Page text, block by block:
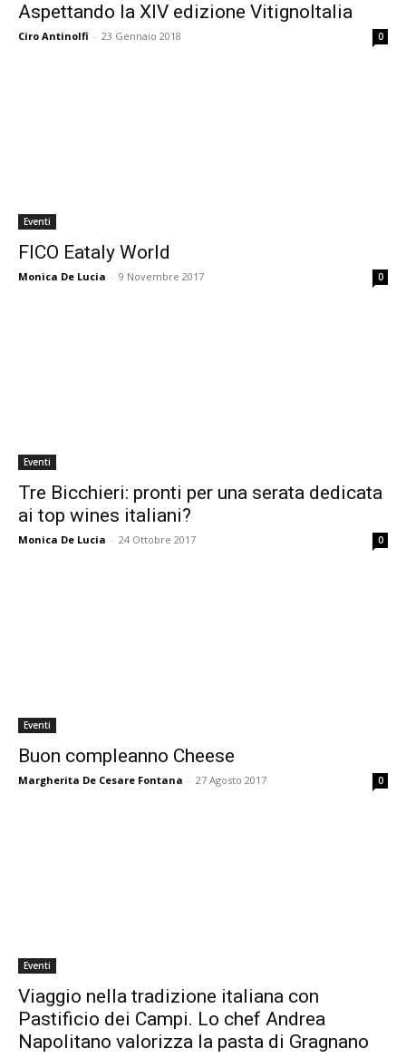
Aspettando la XIV edizione VitignoItalia
Ciro Antinolfi - 23 Gennaio 2018 0
Eventi
FICO Eataly World
Monica De Lucia - 9 Novembre 2017 0
Eventi
Tre Bicchieri: pronti per una serata dedicata
ai top wines italiani?
Monica De Lucia - 24 Ottobre 2017 0
Eventi
Buon compleanno Cheese
Margherita De Cesare Fontana - 27 Agosto 2017 0
Eventi
Viaggio nella tradizione italiana con
Pastificio dei Campi. Lo chef Andrea
Napolitano valorizza la pasta di Gragnano